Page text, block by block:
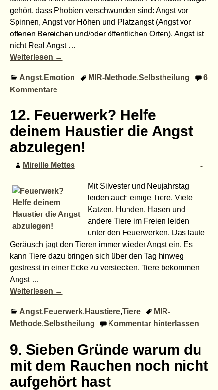
gehört, dass Phobien verschwunden sind: Angst vor
Spinnen, Angst vor Höhen und Platzangst (Angst vor
offenen Bereichen und/oder öffentlichen Orten). Angst ist
nicht Real Angst …
Weiterlesen →
Angst, Emotion MIR-Methode,Selbstheilung
6
Kommentare
12. Feuerwerk? Helfe
deinem Haustier die Angst
abzulegen!
Mireille Mettes
Mit Silvester und Neujahrstag
leiden auch einige Tiere. Viele
Katzen, Hunden, Hasen und
andere Tiere im Freien leiden
unter den Feuerwerken. Das laute
Geräusch jagt den Tieren immer wieder Angst ein. Es
kann Tiere dazu bringen sich über den Tag hinweg
gestresst in einer Ecke zu verstecken. Tiere bekommen
Angst …
Weiterlesen →
Angst, Feuerwerk, Haustiere,Tiere
MIR-
Methode,Selbstheilung Kommentar hinterlassen
9. Sieben Gründe warum du
mit dem Rauchen noch nicht
aufgehört hast